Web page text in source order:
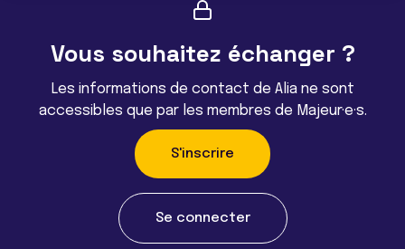
Vous souhaitez échanger ?
Les informations de contact de Alia ne sont
accessibles que par les membres de Majeur·e·s.
S'inscrire
Se connecter